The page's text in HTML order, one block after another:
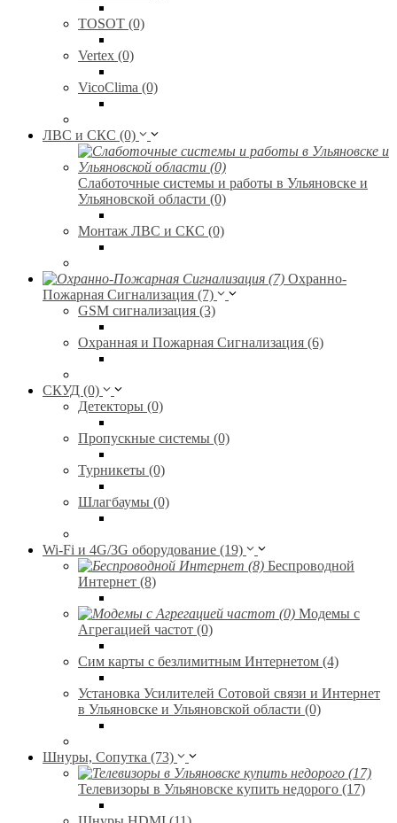
TOSOT (0)
Vertex (0)
VicoClima (0)
ЛВС и СКС (0)
Слаботочные системы и работы в Ульяновске и
Ульяновской области (0)
Монтаж ЛВС и СКС (0)
Охранно-
Пожарная Сигнализация (7)
GSM сигнализация (3)
Охранная и Пожарная Сигнализация (6)
СКУД (0)
Детекторы (0)
Пропускные системы (0)
Турникеты (0)
Шлагбаумы (0)
Wi-Fi и 4G/3G оборудование (19)
Беспроводной
Интернет (8)
Модемы с
Агрегацией частот (0)
Сим карты с безлимитным Интернетом (4)
Установка Усилителей Сотовой связи и Интернет
в Ульяновске и Ульяновской области (0)
Шнуры, Сопутка (73)
Телевизоры в Ульяновске купить недорого (17)